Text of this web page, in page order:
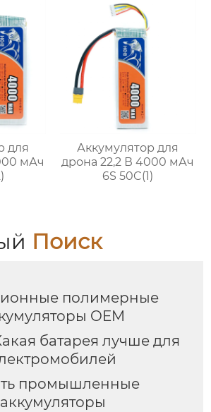
для
мАч
Аккумулятор для
дрона 22,2 В 4000 мАч
6S 50C(1)
Поиск
полимерные
OEM
батарея лучше для
промышленные
аккумуляторы